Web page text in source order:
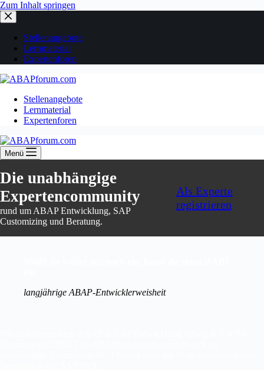
Zum Inhalt springen
Stellenangebote
Lernmaterial
Expertenforen
Stellenangebote
Lernmaterial
Expertenforen
Menü
Die unabhängige
Expertencommunity
rund um ABAP Entwicklung, SAP
Customizing und Beratung.
Als Experte
registrieren
langjährige ABAP-Entwicklerweisheit